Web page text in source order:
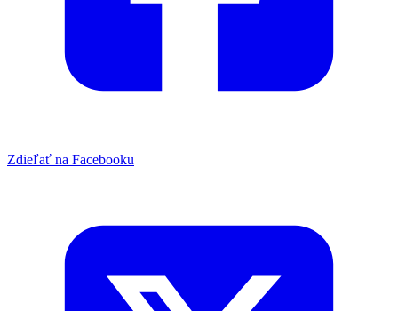
Zdieľať na Facebooku